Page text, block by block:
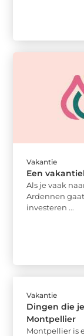
Vakantie
Een
Als je vaak
Ardennen
investeren ...
Vakantie
Dingen die
Montpellier
Montpellier is